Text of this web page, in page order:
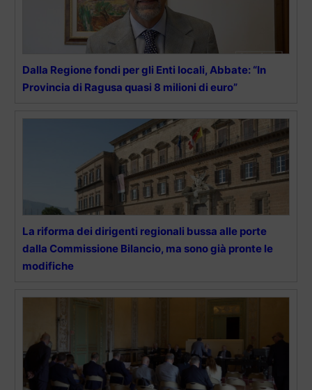
Dalla Regione fondi per gli Enti locali, Abbate: “In
Provincia di Ragusa quasi 8 milioni di euro”
La riforma dei dirigenti regionali bussa alle porte
dalla Commissione Bilancio, ma sono già pronte le
modifiche